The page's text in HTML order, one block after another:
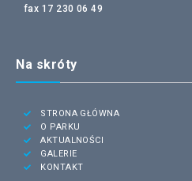
fax 17 230 06 49
Na skróty
STRONA GŁÓWNA
O PARKU
AKTUALNOŚCI
GALERIE
KONTAKT